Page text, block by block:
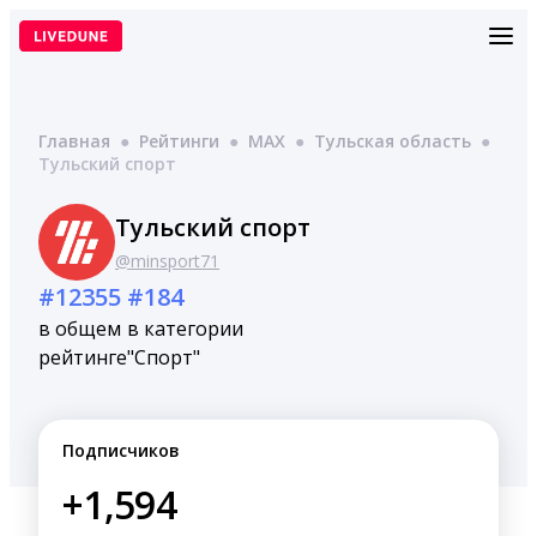
Перейти
Главная ● Рейтинги ● MAX ● Тульская область ●
Тульский спорт
Тульский спорт
@minsport71
#12355
в общем
рейтинге
#184
в категории
"Спорт"
Подписчиков
+1,594